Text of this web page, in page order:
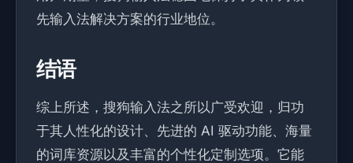
先输入法解决方案的行业地位。
结语
综上所述，搜狗输入法之所以广受欢迎，归功
于其人性化的设计、先进的 AI 驱动功能、海量
的词库资源以及丰富的个性化定制选项。它能